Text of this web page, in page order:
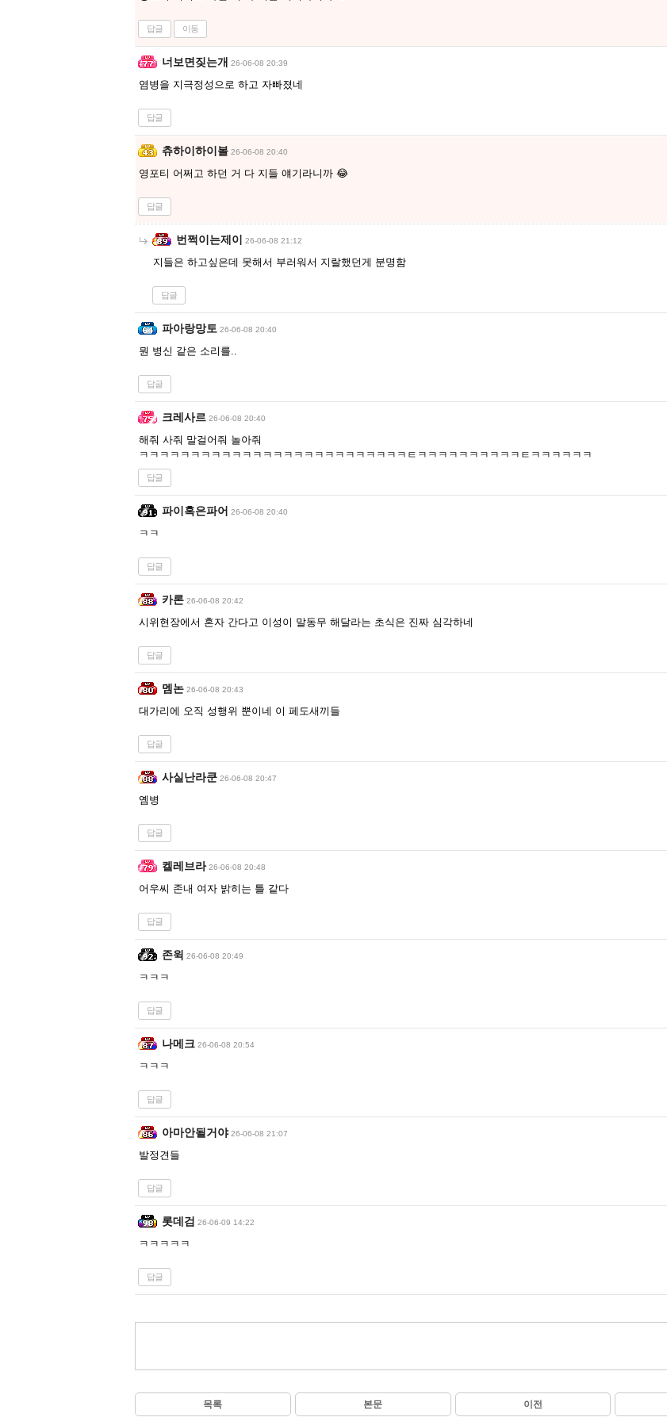
답글 이동
너보면짖는개 26-06-08 20:39
염병을 지극정성으로 하고 자빠졌네
답글
츄하이하이볼 26-06-08 20:40
영포티 어쩌고 하던 거 다 지들 얘기라니까 😂
답글
번쩍이는제이 26-06-08 21:12
지들은 하고싶은데 못해서 부러워서 지랄했던게 분명함
답글
파아랑망토 26-06-08 20:40
뭔 병신 같은 소리를..
답글
크레사르 26-06-08 20:40
해줘 사줘 말걸어줘 놀아줘
ㅋㅋㅋㅋㅋㅋㅋㅋㅋㅋㅋㅋㅋㅋㅋㅋㅋㅋㅋㅋㅋㅋㅋㅋㅋㅋㅌㅋㅋㅋㅋㅋㅋㅋㅋㅋㅋㅌㅋㅋㅋㅋㅋㅋ
답글
파이혹은파어 26-06-08 20:40
ㅋㅋ
답글
카론 26-06-08 20:42
시위현장에서 혼자 간다고 이성이 말동무 해달라는 초식은 진짜 심각하네
답글
멤논 26-06-08 20:43
대가리에 오직 성행위 뿐이네 이 페도새끼들
답글
사실난라쿤 26-06-08 20:47
옘병
답글
켈레브라 26-06-08 20:48
어우씨 존내 여자 밝히는 틀 같다
답글
존윅 26-06-08 20:49
ㅋㅋㅋ
답글
나메크 26-06-08 20:54
ㅋㅋㅋ
답글
아마안될거야 26-06-08 21:07
발정견들
답글
롯데검 26-06-09 14:22
ㅋㅋㅋㅋㅋ
답글
목록 본문 이전